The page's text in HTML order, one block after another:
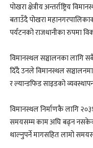
पोखरा क्षेत्रीय अन्तर्राष्ट्रिय
बताउँदै पोखरा
पर्यटनको राजधानीका रुपमा
विमानस्थल सञ्चालनका लागि
दिँदै उनले विमानस्थल
र ल्यान्डफिड साइडको
विमानस्थल निर्माणकै लागि
समयसम्म काम अघि बढ्न
थाल्नुपर्ने मागसहित लामो